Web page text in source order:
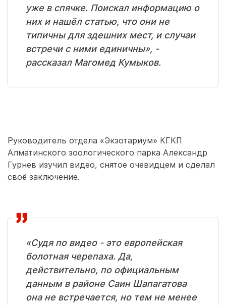
уже в спячке. Поискал информацию о
них и нашёл статью, что они не
типичны для здешних мест, и случаи
встречи с ними единичны», -
рассказал Магомед Кумыков.
Руководитель отдела «Экзотариум» КГКП
Алматинского зоологического парка Александр
Гурнев изучил видео, снятое очевидцем и сделал
своё заключение.
«Судя по видео - это европейская
болотная черепаха. Да,
действительно, по официальным
данным в районе Саин Шапагатова
она не встречается, но тем не менее